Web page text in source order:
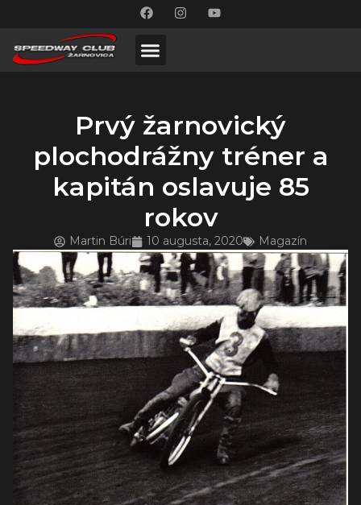
Prvý žarnovický
plochodrážny tréner a
kapitán oslavuje 85
rokov
Martin Búri 10 augusta, 2020 Magazín